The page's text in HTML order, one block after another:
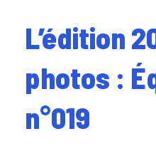
L’édition
photos :
n°019